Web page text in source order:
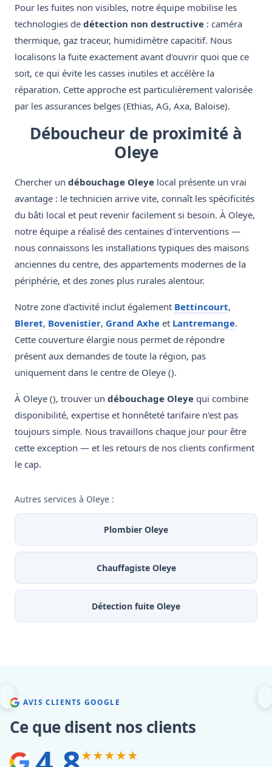
Pour les fuites non visibles, notre équipe mobilise les
technologies de détection non destructive : caméra
thermique, gaz traceur, humidimètre capacitif. Nous
localisons la fuite exactement avant d'ouvrir quoi que ce
soit, ce qui évite les casses inutiles et accélère la
réparation. Cette approche est particulièrement valorisée
par les assurances belges (Ethias, AG, Axa, Baloise).
Déboucheur de proximité à
Oleye
Chercher un débouchage Oleye local présente un vrai
avantage : le technicien arrive vite, connaît les spécificités
du bâti local et peut revenir facilement si besoin. À Oleye,
notre équipe a réalisé des centaines d'interventions —
nous connaissons les installations typiques des maisons
anciennes du centre, des appartements modernes de la
périphérie, et des zones plus rurales alentour.
Notre zone d'activité inclut également Bettincourt,
Bleret, Bovenistier, Grand Axhe et Lantremange.
Cette couverture élargie nous permet de répondre
présent aux demandes de toute la région, pas
uniquement dans le centre de Oleye ().
À Oleye (), trouver un débouchage Oleye qui combine
disponibilité, expertise et honnêteté tarifaire n'est pas
toujours simple. Nous travaillons chaque jour pour être
cette exception — et les retours de nos clients confirment
le cap.
Autres services à Oleye :
Plombier Oleye
Chauffagiste Oleye
Détection fuite Oleye
AVIS CLIENTS GOOGLE
Ce que disent nos clients
★★★★★